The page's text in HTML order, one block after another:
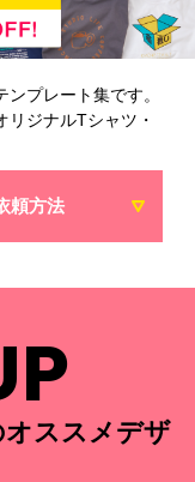
プレート集です。
リジナルTシャツ・
頼方法
ススメデザ